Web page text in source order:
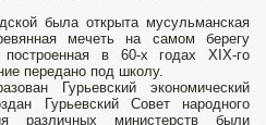
была открыта мусульманская
мечеть на самом берегу
в 60-х годах XIX-го
передано под школу.
Гурьевский экономический
Гурьевский Совет народного
различных министерств были